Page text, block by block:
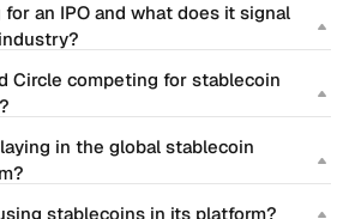
an IPO and what does it signal
Circle competing for stablecoin
in the global stablecoin
stablecoins in its platform?